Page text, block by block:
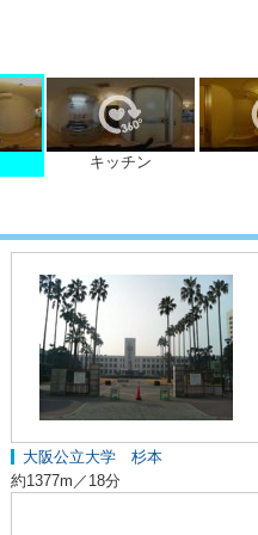
キッチン
大阪公立大学 杉本
約1377m／18分